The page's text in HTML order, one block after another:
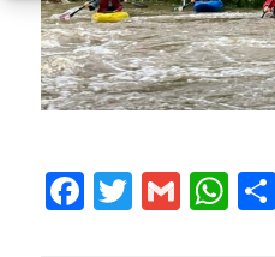
Facebook
Twitter
Gmail